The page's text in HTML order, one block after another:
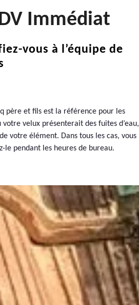
Immédiat
vous à l’équipe de
père et fils est la référence pour les
velux présenterait des fuites d’eau,
votre élément. Dans tous les cas, vous
le pendant les heures de bureau.